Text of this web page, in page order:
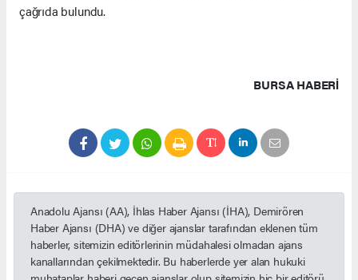
çağrıda bulundu.
BURSA HABERİ
Anadolu Ajansı (AA), İhlas Haber Ajansı (İHA), Demirören
Haber Ajansı (DHA) ve diğer ajanslar tarafından eklenen tüm
haberler, sitemizin editörlerinin müdahalesi olmadan ajans
kanallarından çekilmektedir. Bu haberlerde yer alan hukuki